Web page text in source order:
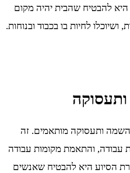
להבטיח שהבית יהיה מקום
ושיוכלו לחיות בו בכבוד ובנוחות.
השמה ותעסוקה מותאמים. זה
עבודה, והתאמת מקומות עבודה
הסיוע היא להבטיח שאנשים